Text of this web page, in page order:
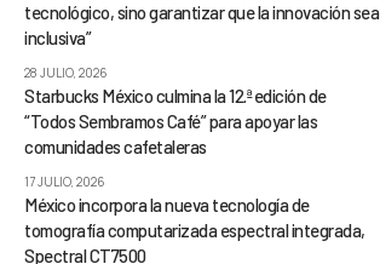
tecnológico, sino garantizar que la innovación sea
inclusiva”
28 JULIO, 2026
Starbucks México culmina la 12.ª edición de
“Todos Sembramos Café” para apoyar las
comunidades cafetaleras
17 JULIO, 2026
México incorpora la nueva tecnología de
tomografía computarizada espectral integrada,
Spectral CT7500